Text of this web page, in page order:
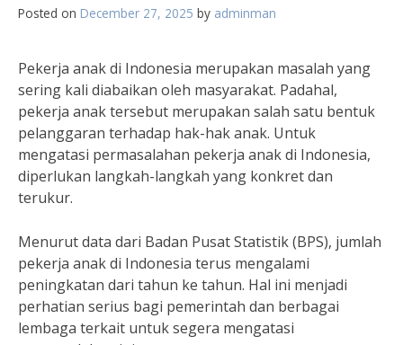
Posted on December 27, 2025 by adminman
Pekerja anak di Indonesia merupakan masalah yang
sering kali diabaikan oleh masyarakat. Padahal,
pekerja anak tersebut merupakan salah satu bentuk
pelanggaran terhadap hak-hak anak. Untuk
mengatasi permasalahan pekerja anak di Indonesia,
diperlukan langkah-langkah yang konkret dan
terukur.
Menurut data dari Badan Pusat Statistik (BPS), jumlah
pekerja anak di Indonesia terus mengalami
peningkatan dari tahun ke tahun. Hal ini menjadi
perhatian serius bagi pemerintah dan berbagai
lembaga terkait untuk segera mengatasi